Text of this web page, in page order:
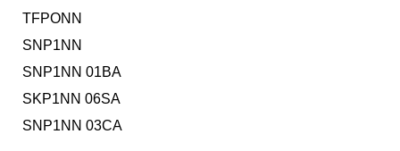
TFPONN
SNP1NN
SNP1NN 01BA
SKP1NN 06SA
SNP1NN 03CA